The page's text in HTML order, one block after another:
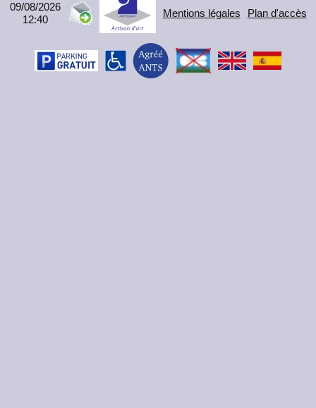
09/08/2026
12:40
Mentions légales Plan d'accès